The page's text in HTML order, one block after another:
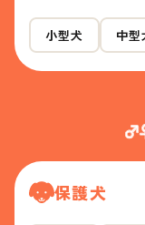
小型犬 中型
保護犬